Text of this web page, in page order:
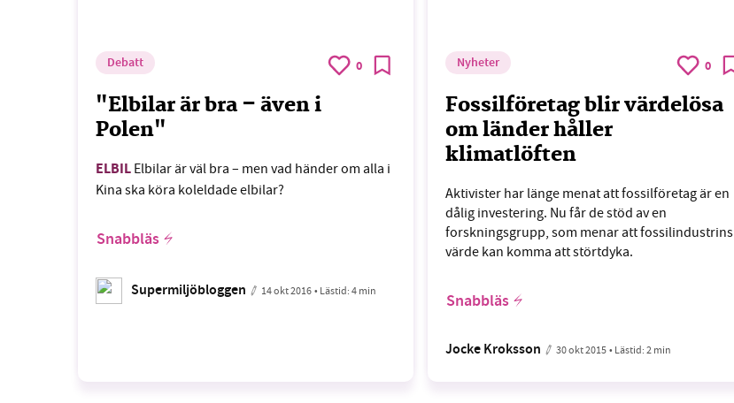
Debatt 0
"Elbilar är bra – även i
Polen"
ELBIL Elbilar är väl bra – men vad händer om alla i
Kina ska köra koleldade elbilar?
Snabbläs
Supermiljöbloggen 14 okt 2016• Lästid:4 min
Nyheter 0
Fossilföretag blir värdelösa
om länder håller
klimatlöften
Aktivister har länge menat att fossilföretag är en
dålig investering. Nu får de stöd av en
forskningsgrupp, som menar att fossilindustrins
värde kan komma att störtdyka.
Snabbläs
Jocke Kroksson 30 okt 2015 • Lästid:2 min